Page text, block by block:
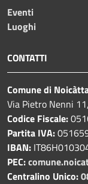
Eventi
Luoghi
CONTATTI
Comune di
Via Pietro Nenni
Codice Fiscale:
Partita IVA:
IBAN:
PEC:
Centralino Unico: